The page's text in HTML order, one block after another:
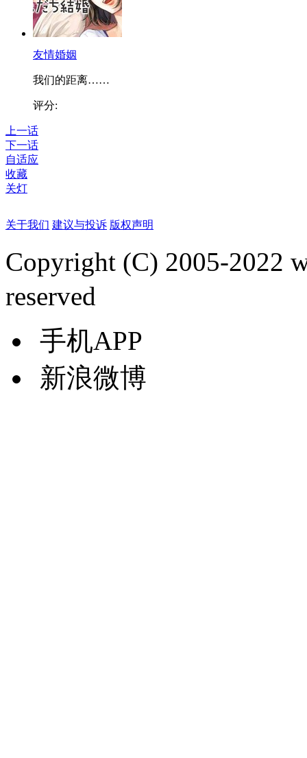
友情婚姻
我们的距离……
评分:
上一话
下一话
自适应
收藏
关灯
关于我们 建议与投诉 版权声明
Copyright (C) 2005-2022
reserved
手机APP
新浪微博